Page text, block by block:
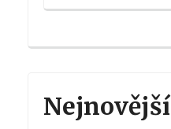
Nejnovější